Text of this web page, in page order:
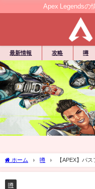
Apex Legendsの
最新情報 攻略 噂
ホーム 噂
【APEX】パ
ク！
噂